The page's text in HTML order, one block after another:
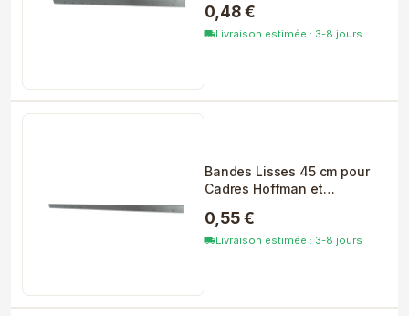
0,48 €
local_shippingLivraison estimée : 3-8 jours
Bandes Lisses 45 cm pour
Cadres Hoffman et
0,55 €
local_shippingLivraison estimée : 3-8 jours